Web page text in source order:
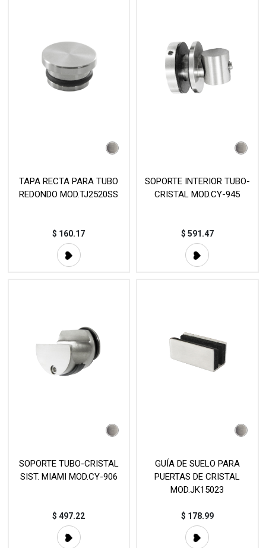
TAPA RECTA PARA TUBO
REDONDO MOD.TJ2520SS
$ 160.17
SOPORTE INTERIOR TUBO-
CRISTAL MOD.CY-945
$ 591.47
SOPORTE TUBO-CRISTAL
SIST. MIAMI MOD.CY-906
$497.22
GUÍA DE SUELO PARA
PUERTAS DE CRISTAL
MOD.JK15023
$ 178.99